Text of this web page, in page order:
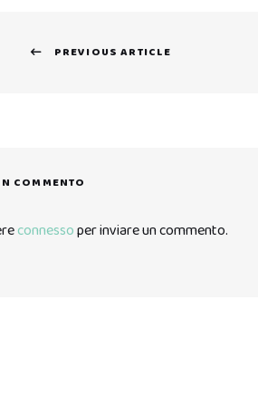
PREVIOUS ARTICLE
COMMENTO
connessoper inviare un commento.